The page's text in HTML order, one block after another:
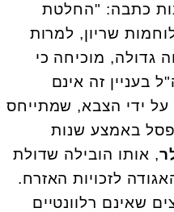
כתבה: "החלטת
שריון, למרות
גדולה, מוכיחה כי
בעניין זה אינם
על ידי הצבא, שמתייחס
באמצע שנות
, אותו הובילה שדולת
לזכויות האזרח.
שאינם רלוונטיים